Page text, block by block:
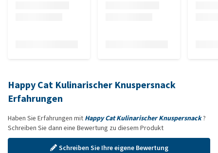
Happy Cat Kulinarischer Knuspersnack
Erfahrungen
Haben Sie Erfahrungen mit Happy Cat Kulinarischer Knuspersnack?
Schreiben Sie dann eine Bewertung zu diesem Produkt
Schreiben Sie Ihre eigene Bewertung